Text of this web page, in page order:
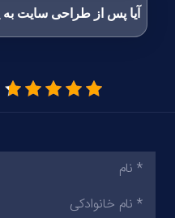
آیا پس از طراحی سایت به
(ضروری)